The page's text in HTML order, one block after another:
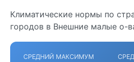
Климатические нормы по
городов в Внешние малые о-
СРЕДНИЙ МАКСИМУМ